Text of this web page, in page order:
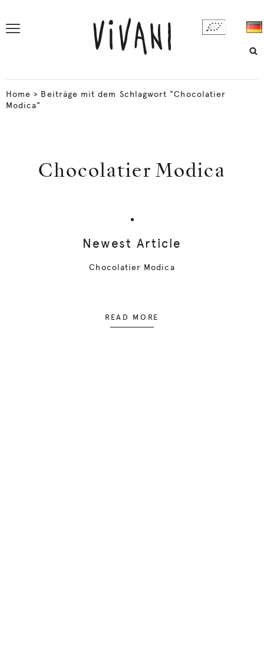
Home > Beiträge mit dem Schlagwort "Chocolatier
Modica"
Chocolatier Modica
Newest Article
Chocolatier Modica
READ MORE